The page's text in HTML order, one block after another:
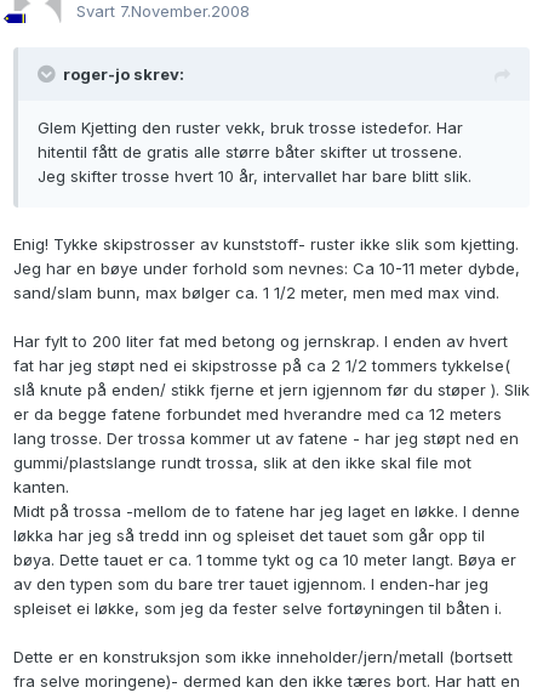
Svart 7.November.2008
roger-jo skrev:
Glem Kjetting den ruster vekk, bruk trosse istedefor. Har
hitentil fått de gratis alle større båter skifter ut trossene.
Jeg skifter trosse hvert 10 år, intervallet har bare blitt slik.
Enig! Tykke skipstrosser av kunststoff- ruster ikke slik som kjetting.
Jeg har en bøye under forhold som nevnes: Ca 10-11 meter dybde,
sand/slam bunn, max bølger ca. 1 1/2 meter, men med max vind.
Har fylt to 200 liter fat med betong og jernskrap. I enden av hvert
fat har jeg støpt ned ei skipstrosse på ca 2 1/2 tommers tykkelse(
slå knute på enden/ stikk fjerne et jern igjennom før du støper ). Slik
er da begge fatene forbundet med hverandre med ca 12 meters
lang trosse. Der trossa kommer ut av fatene - har jeg støpt ned en
gummi/plastslange rundt trossa, slik at den ikke skal file mot
kanten.
Midt på trossa -mellom de to fatene har jeg laget en løkke. I denne
løkka har jeg så tredd inn og spleiset det tauet som går opp til
bøya. Dette tauet er ca. 1 tomme tykt og ca 10 meter langt. Bøya er
av den typen som du bare trer tauet igjennom. I enden-har jeg
spleiset ei løkke, som jeg da fester selve fortøyningen til båten i.
Dette er en konstruksjon som ikke inneholder/jern/metall (bortsett
fra selve moringene)- dermed kan den ikke tæres bort. Har hatt en